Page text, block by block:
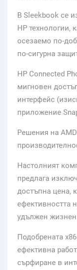
В Sleekbook се
HP технологии,
осезаемо по-
по-сигурна
HP Connected
мигновен
интерфейс
приложение
Решения на
Настолният
предлага
достъпна цена,
ефективността
удължен жизнен
Подобрената
ефективна
сърфиране в